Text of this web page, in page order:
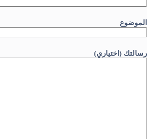
الموضوع
رسالتك (اختياري)